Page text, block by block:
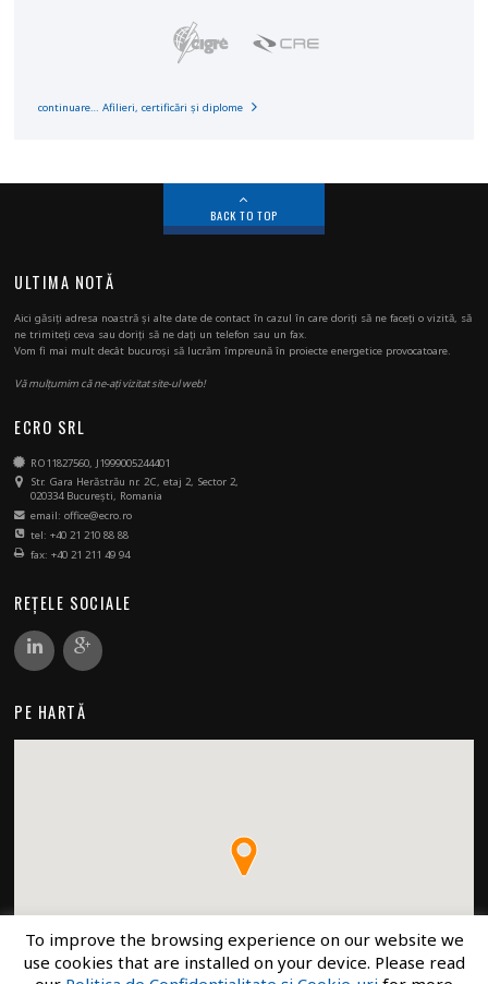
continuare… Afilieri, certificări și diplome
BACK TO TOP
ULTIMA NOTĂ
Aici găsiți adresa noastră și alte date de contact în cazul în care doriți să ne faceți o vizită, să
ne trimiteți ceva sau doriți să ne dați un telefon sau un fax.
Vom fi mai mult decât bucuroși să lucrăm împreună în proiecte energetice provocatoare.
Vă mulțumim că ne-ați vizitat site-ul web!
ECRO SRL
RO11827560, J1999005244401
Str. Gara Herăstrău nr. 2C, etaj 2, Sector 2,
020334 București, Romania
email: office@ecro.ro
tel: +40 21 210 88 88
fax: +40 21 211 49 94
REȚELE SOCIALE
PE HARTĂ
To improve the browsing experience on our website we
use cookies that are installed on your device. Please read